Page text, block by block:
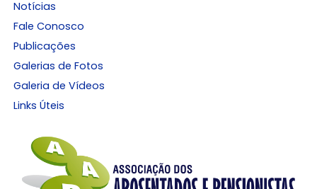
Notícias
Fale Conosco
Publicações
Galerias de Fotos
Galeria de Vídeos
Links Úteis